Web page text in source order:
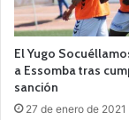
El Yugo
a Essomba tras
sanción
27 de enero de 2021